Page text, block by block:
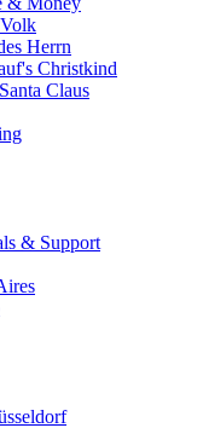
Herrn
Christkind
Claus
& Support